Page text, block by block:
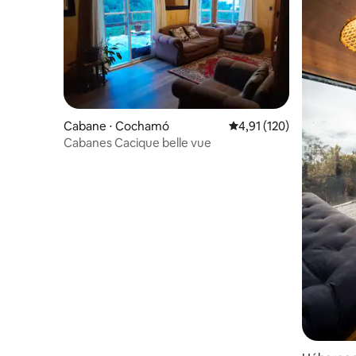
Cabane ⋅ Cochamó Évaluation moyenne
4,91 (120)
Cabanes Cacique belle vue